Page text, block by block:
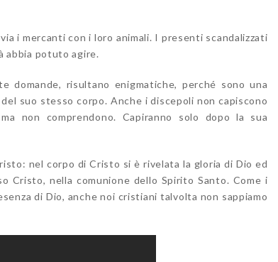
i mercanti con i loro animali. I presenti scandalizzati
abbia potuto agire.
domande, risultano enigmatiche, perché sono una
suo stesso corpo. Anche i discepoli non capiscono
non comprendono. Capiranno solo dopo la sua
nel corpo di Cristo si è rivelata la gloria di Dio ed
Cristo, nella comunione dello Spirito Santo. Come i
di Dio, anche noi cristiani talvolta non sappiamo